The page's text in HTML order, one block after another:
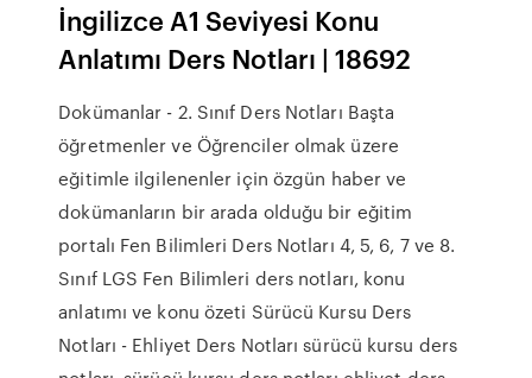
İngilizce A1 Seviyesi Konu
Anlatımı Ders Notları | 18692
Dokümanlar - 2. Sınıf Ders Notları Başta
öğretmenler ve Öğrenciler olmak üzere
eğitimle ilgilenenler için özgün haber ve
dokümanların bir arada olduğu bir eğitim
portalı Fen Bilimleri Ders Notları 4, 5, 6, 7 ve 8.
Sınıf LGS Fen Bilimleri ders notları, konu
anlatımı ve konu özeti Sürücü Kursu Ders
Notları - Ehliyet Ders Notları sürücü kursu ders